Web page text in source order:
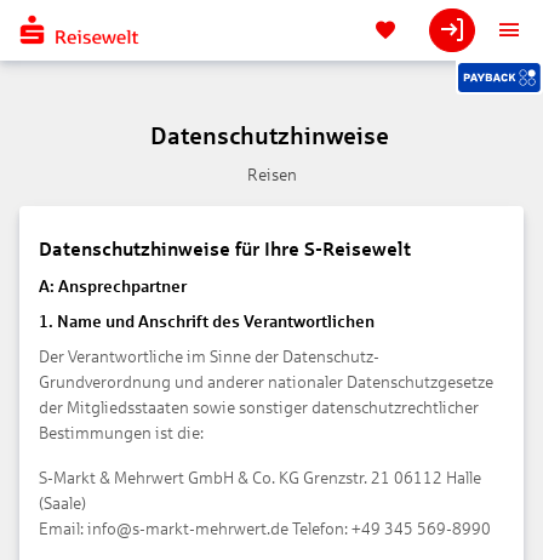
Datenschutzhinweise
Reisen
Datenschutzhinweise für Ihre S-Reisewelt
A: Ansprechpartner
1. Name und Anschrift des Verantwortlichen
Der Verantwortliche im Sinne der Datenschutz-
Grundverordnung und anderer nationaler Datenschutzgesetze
der Mitgliedsstaaten sowie sonstiger datenschutzrechtlicher
Bestimmungen ist die:
S-Markt & Mehrwert GmbH & Co. KG Grenzstr. 21 06112 Halle
(Saale)
Email: info@s-markt-mehrwert.de Telefon: +49 345 569-8990